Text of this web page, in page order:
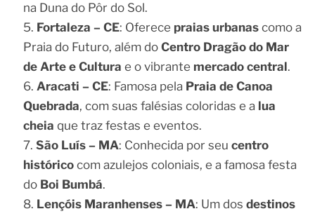
na Duna do Pôr do Sol.
Fortaleza – CE: Oferece praias urbanascomo a
Praia do Futuro, além do Centro Dragão do Mar
de Arte e Cultura e o vibrante mercado central.
Aracati – CE: Famosa pela Praia de Canoa
Quebrada, com suas falésias coloridas e a lua
cheia que traz festas e eventos.
São Luís – MA: Conhecida por seu centro
históricocom azulejos coloniais, e a famosa festa
do Boi Bumbá.
Lençóis Maranhenses – MA: Um dos destinos